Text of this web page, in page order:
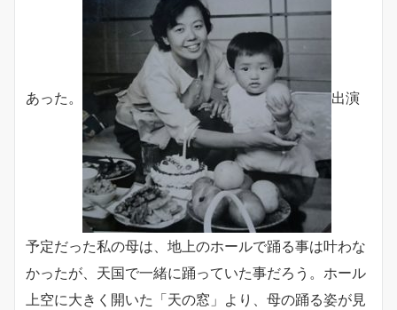
あった。 出演
予定だった私の母は、地上のホールで踊る事は叶わな
かったが、天国で一緒に踊っていた事だろう。ホール
上空に大きく開いた「天の窓」より、母の踊る姿が見